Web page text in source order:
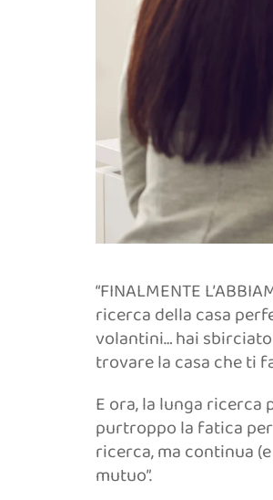
“FINALMENTE
ricerca della casa
volantini… hai
trovare la casa che ti
E ora, la lunga ricerca
purtroppo la fatica
ricerca, ma continua
mutuo”.